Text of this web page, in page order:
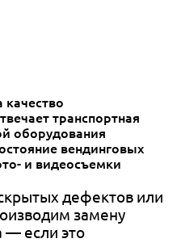
качество
транспортная
оборудования
вендинговых
и видеосъемки
дефектов или
замену
— если это